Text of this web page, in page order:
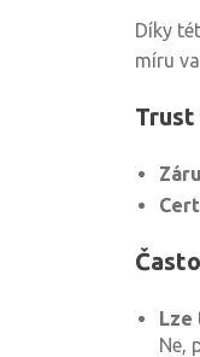
Díky
míru
Trust
Lze
Ne,